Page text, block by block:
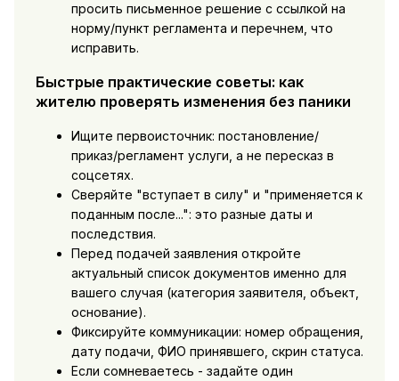
просить письменное решение с ссылкой на
норму/пункт регламента и перечнем, что
исправить.
Быстрые практические советы: как
жителю проверять изменения без паники
Ищите первоисточник: постановление/
приказ/регламент услуги, а не пересказ в
соцсетях.
Сверяйте "вступает в силу" и "применяется к
поданным после...": это разные даты и
последствия.
Перед подачей заявления откройте
актуальный список документов именно для
вашего случая (категория заявителя, объект,
основание).
Фиксируйте коммуникации: номер обращения,
дату подачи, ФИО принявшего, скрин статуса.
Если сомневаетесь - задайте один